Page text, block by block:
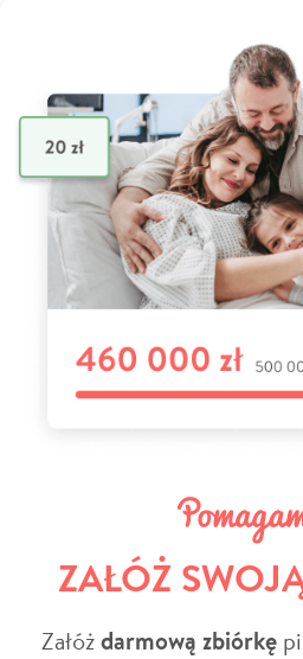
ZAŁÓŻ
Załóżdarmową zbiórkę